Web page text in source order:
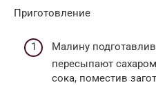
Приготовление
Малину
пересыпают
сока, поместив